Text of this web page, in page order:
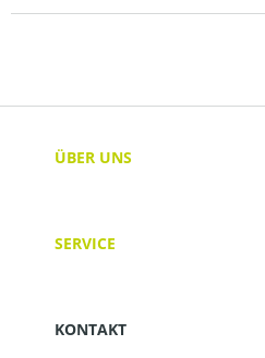
ÜBER UNS
SERVICE
KONTAKT